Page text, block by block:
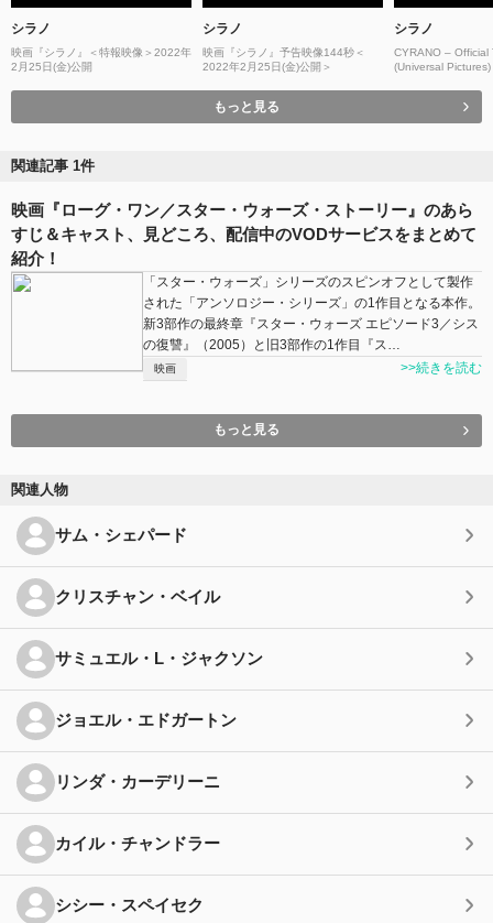
シラノ
映画『シラノ』＜特報映像＞2022年
2月25日(金)公開
シラノ
映画『シラノ』予告映像144秒＜
2022年2月25日(金)公開＞
シラノ
CYRANO – Official
(Universal Pictures)
もっと見る
関連記事 1件
映画『ローグ・ワン／スター・ウォーズ・ストーリー』のあら
すじ＆キャスト、見どころ、配信中のVODサービスをまとめて
紹介！
「スター・ウォーズ」シリーズのスピンオフとして製作
された「アンソロジー・シリーズ」の1作目となる本作。
新3部作の最終章『スター・ウォーズ エピソード3／シス
の復讐』（2005）と旧3部作の1作目『ス…
映画 >>続きを読む
もっと見る
関連人物
サム・シェパード
クリスチャン・ベイル
サミュエル・L・ジャクソン
ジョエル・エドガートン
リンダ・カーデリーニ
カイル・チャンドラー
シシー・スペイセク